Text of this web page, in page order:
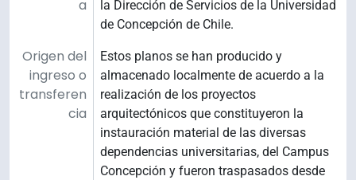
a
la Dirección de Servicios de la Universidad
de Concepción de Chile.
Origen del
ingreso o
transferen
cia
Estos planos se han producido y
almacenado localmente de acuerdo a la
realización de los proyectos
arquitectónicos que constituyeron la
instauración material de las diversas
dependencias universitarias, del Campus
Concepción y fueron traspasados desde